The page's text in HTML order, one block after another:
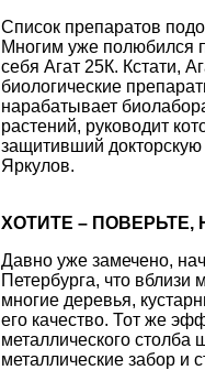
Список препаратов
Многим уже полюбился
себя Агат 25К. Кстати,
биологические
нарабатывает
растений, руководит
защитивший
Яркулов.
ХОТИТЕ – ПОВЕРЬТЕ,
Давно уже замечено,
Петербурга, что вблизи
многие деревья,
его качество. Тот же
металлического столба
металлические забор и